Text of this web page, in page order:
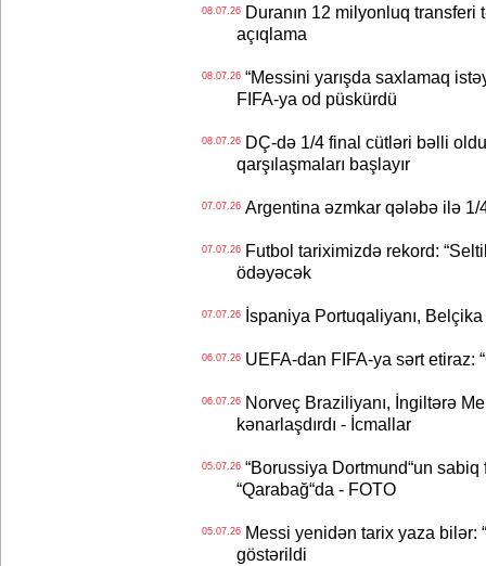
08.07.26Duranın 12 milyonluq transferi
açıqlama
08.07.26“Messini yarışda saxlamaq
FIFA-ya od püskürdü
08.07.26DÇ-də 1/4 final cütləri bəlli
qarşılaşmaları başlayır
07.07.26Argentina əzmkar qələbə ilə 1/
07.07.26Futbol tariximizdə rekord:
ödəyəcək
07.07.26İspaniya Portuqaliyanı, Belçika
06.07.26UEFA-dan FIFA-ya sərt etiraz:
06.07.26Norveç Braziliyanı, İngiltərə
kənarlaşdırdı - İcmallar
05.07.26“Borussiya Dortmund“un sabiq
“Qarabağ“da - FOTO
05.07.26Messi yenidən tarix yaza bilər:
göstərildi